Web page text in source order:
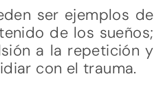
ser ejemplos de
de los sueños;
a la repetición y
con el trauma.